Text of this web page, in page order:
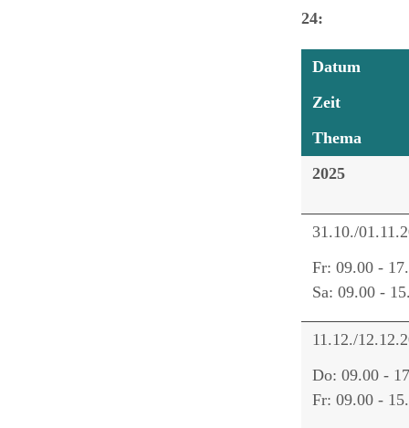
24:
Datum
Zeit
Thema
2025
31.10./
Fr: 09.00 -
Sa: 09.00 -
11.12./
Do: 09.00 -
Fr: 09.00 -